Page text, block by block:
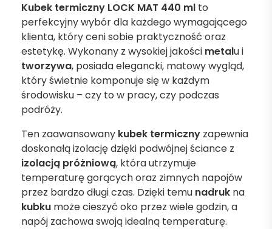
Kubek termiczny LOCK MAT 440 ml to
perfekcyjny wybór dla każdego wymagającego
klienta, który ceni sobie praktyczność oraz
estetykę. Wykonany z wysokiej jakości metalu i
tworzywa, posiada elegancki, matowy wygląd,
który świetnie komponuje się w każdym
środowisku – czy to w pracy, czy podczas
podróży.
Ten zaawansowany kubek termiczny zapewnia
doskonałą izolację dzięki podwójnej ściance z
izolacją próżniową, która utrzymuje
temperaturę gorących oraz zimnych napojów
przez bardzo długi czas. Dzięki temu nadruk na
kubku może cieszyć oko przez wiele godzin, a
napój zachowa swoją idealną temperaturę.